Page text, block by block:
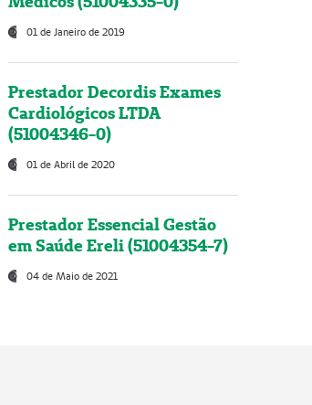
01 de Janeiro de 2019
Prestador Decordis Exames
Cardiológicos LTDA
(51004346-0)
01 de Abril de 2020
Prestador Essencial Gestão
em Saúde Ereli (51004354-7)
04 de Maio de 2021